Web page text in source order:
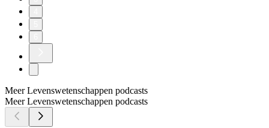
Meer Levenswetenschappen podcasts
Meer Levenswetenschappen podcasts